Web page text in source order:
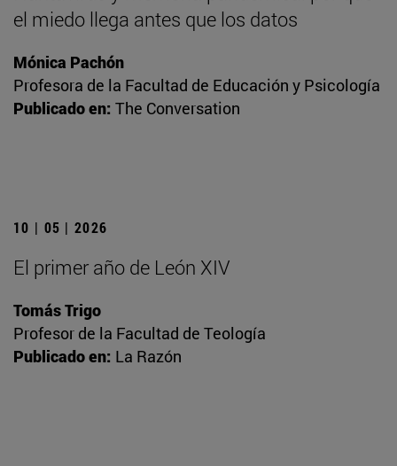
el miedo llega antes que los datos
Mónica Pachón
Profesora de la Facultad de Educación y Psicología
Publicado en: The Conversation
10 | 05 | 2026
El primer año de León XIV
Tomás Trigo
Profesor de la Facultad de Teología
Publicado en: La Razón